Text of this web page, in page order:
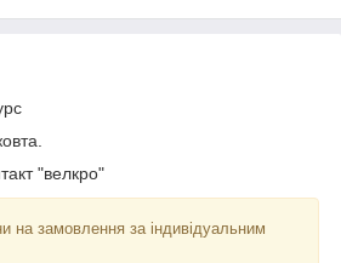
"велкро"
на замовлення за індивідуальним